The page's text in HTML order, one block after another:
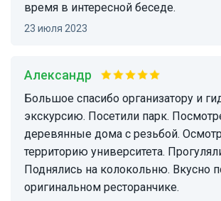
время в интересной беседе.
23 июля 2023
Александр
Большое спасибо организатору и гиду за
экскурсию. Посетили парк.
деревянные дома с резьбой.
территорию университета.
Поднялись на колокольню. Вкусно
оригинальном ресторанчике.